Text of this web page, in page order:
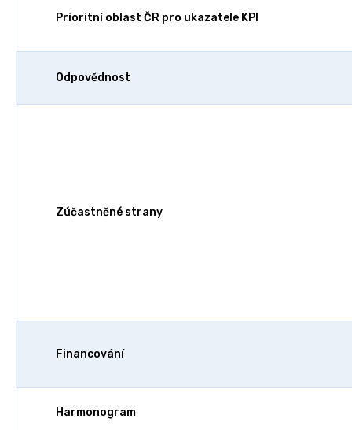
Prioritní oblast ČR pro ukazatele KPI
Odpovědnost
Zúčastněné strany
Financování
Harmonogram